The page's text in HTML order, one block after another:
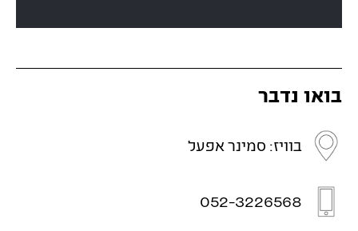
בואו נדבר
בוויז: סמינר אפעל
052-3226568